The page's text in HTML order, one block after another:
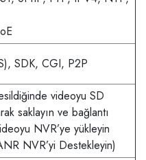
SDK, CGI, P2P
videoyu SD
saklayın ve bağlantı
NVR’ye yükleyin
NVR’yi Destekleyin)